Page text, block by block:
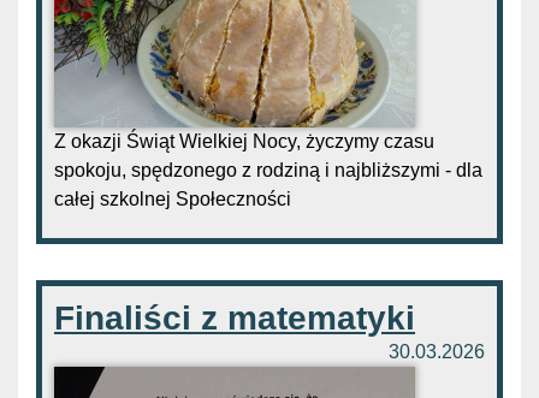
Z okazji Świąt Wielkiej Nocy, życzymy czasu
spokoju, spędzonego z rodziną i najbliższymi - dla
całej szkolnej Społeczności
Finaliści z matematyki
30.03.2026